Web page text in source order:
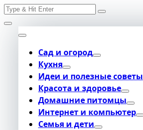
Skip
to
content
Search
Сад и огород
Кухня
Идеи и полезные советы
Красота и здоровье
Домашние питомцы
Интернет и компьютер
Семья и дети